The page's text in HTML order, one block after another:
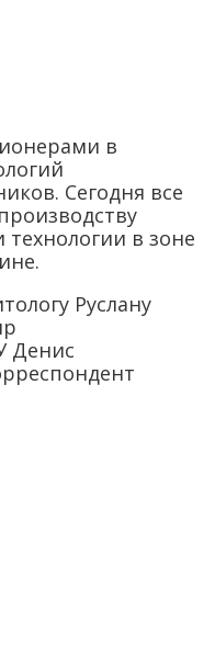
в
Сегодня все
в зоне
Руслану
Денис